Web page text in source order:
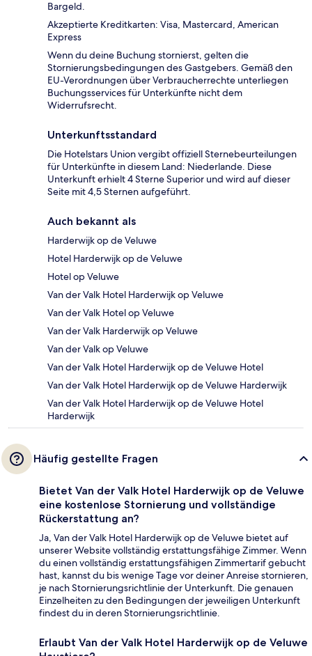
Bargeld.
Akzeptierte Kreditkarten: Visa, Mastercard, American
Express
Wenn du deine Buchung stornierst, gelten die
Stornierungsbedingungen des Gastgebers. Gemäß den
EU-Verordnungen über Verbraucherrechte unterliegen
Buchungsservices für Unterkünfte nicht dem
Widerrufsrecht.
Unterkunftsstandard
Die Hotelstars Union vergibt offiziell Sternebeurteilungen
für Unterkünfte in diesem Land: Niederlande. Diese
Unterkunft erhielt 4 Sterne Superior und wird auf dieser
Seite mit 4,5 Sternen aufgeführt.
Auch bekannt als
Harderwijk op de Veluwe
Hotel Harderwijk op de Veluwe
Hotel op Veluwe
Van der Valk Hotel Harderwijk op Veluwe
Van der Valk Hotel op Veluwe
Van der Valk Harderwijk op Veluwe
Van der Valk op Veluwe
Van der Valk Hotel Harderwijk op de Veluwe Hotel
Van der Valk Hotel Harderwijk op de Veluwe Harderwijk
Van der Valk Hotel Harderwijk op de Veluwe Hotel
Harderwijk
Häufig gestellte Fragen
Bietet Van der Valk Hotel Harderwijk op de Veluwe
eine kostenlose Stornierung und vollständige
Rückerstattung an?
Ja, Van der Valk Hotel Harderwijk op de Veluwe bietet auf
unserer Website vollständig erstattungsfähige Zimmer. Wenn
du einen vollständig erstattungsfähigen Zimmertarif gebucht
hast, kannst du bis wenige Tage vor deiner Anreise stornieren,
je nach Stornierungsrichtlinie der Unterkunft. Die genauen
Einzelheiten zu den Bedingungen der jeweiligen Unterkunft
findest du in deren Stornierungsrichtlinie.
Erlaubt Van der Valk Hotel Harderwijk op de Veluwe